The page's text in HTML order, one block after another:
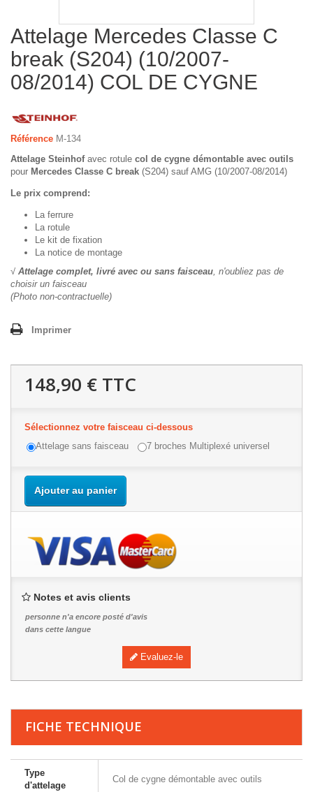
Attelage Mercedes Classe C
break (S204) (10/2007-
08/2014) COL DE CYGNE
Référence M-134
Attelage Steinhofavec rotule col de cygne démontable avec outils
pour Mercedes Classe C break (S204) sauf AMG (10/2007-08/2014)
Le prix comprend:
La ferrure
La rotule
Le kit de fixation
La notice de montage
√ Attelage complet, livré avec ou sans faisceau, n'oubliez pas de
choisir un faisceau
(Photo non-contractuelle)
Imprimer
148,90 € TTC
Sélectionnez votre faisceau ci-dessous
Attelage sans faisceau
7 broches Multiplexé universel
Ajouter au panier
Notes et avis clients
personne n'a encore posté d'avis
dans cette langue
Evaluez-le
FICHE TECHNIQUE
Type
d'attelage
Col de cygne démontable avec outils